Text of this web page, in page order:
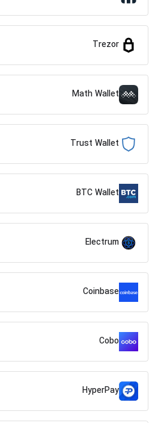
Trezor
Math Wallet
Trust Wallet
BTC Wallet
Electrum
Coinbase
Cobo
HyperPay